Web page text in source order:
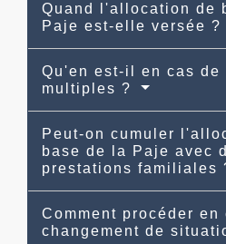
Quand l'allocation de
Paje est-elle versée ?
Qu'en est-il en cas de
multiples ?
Peut-on cumuler
base de la Paje avec
prestations familiales
Comment procéder en
changement de